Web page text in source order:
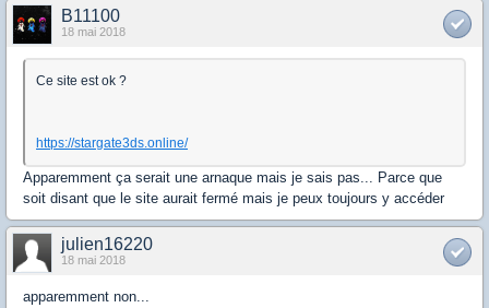
B11100
18 mai 2018
Ce site est ok ?
https://stargate3ds.online/
Apparemment ça serait une arnaque mais je sais pas... Parce que
soit disant que le site aurait fermé mais je peux toujours y accéder
julien16220
18 mai 2018
apparemment non...